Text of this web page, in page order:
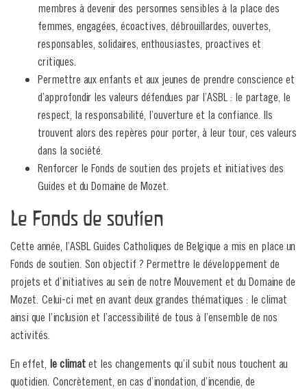
membres à devenir des personnes sensibles à la place des
femmes, engagées, écoactives, débrouillardes, ouvertes,
responsables, solidaires, enthousiastes, proactives et
critiques.
Permettre aux enfants et aux jeunes de prendre conscience et
d’approfondir les valeurs défendues par l’ASBL : le partage, le
respect, la responsabilité, l’ouverture et la confiance. Ils
trouvent alors des repères pour porter, à leur tour, ces valeurs
dans la société.
Renforcer le Fonds de soutien des projets et initiatives des
Guides et du Domaine de Mozet.
Le Fonds de soutien
Cette année, l’ASBL Guides Catholiques de Belgique a mis en place un
Fonds de soutien. Son objectif ? Permettre le développement de
projets et d’initiatives au sein de notre Mouvement et du Domaine de
Mozet. Celui-ci met en avant deux grandes thématiques : le climat
ainsi que l’inclusion et l’accessibilité de tous à l’ensemble de nos
activités.
En effet, le climatet les changements qu’il subit nous touchent au
quotidien. Concrètement, en cas d’inondation, d’incendie, de